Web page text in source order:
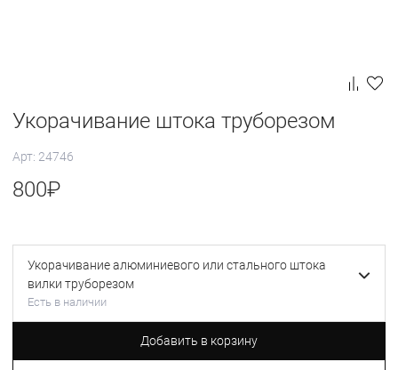
Укорачивание штока труборезом
Арт: 24746
800₽
Укорачивание алюминиевого или стального штока
вилки труборезом
Есть в наличии
Добавить в корзину